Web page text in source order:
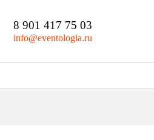
8 901 417 75 03
info@eventologia.ru